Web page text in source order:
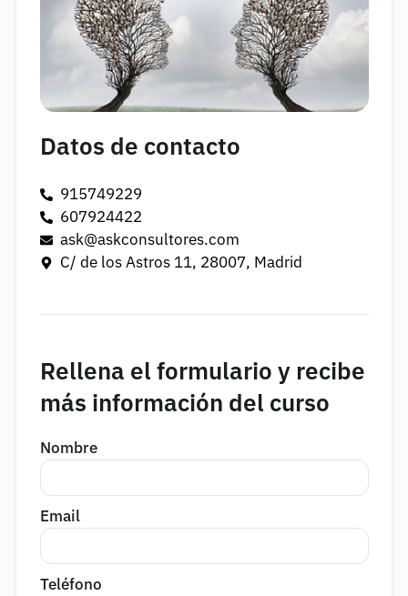
Datos de contacto
915749229
607924422
ask@askconsultores.com
C/ de los Astros 11, 28007, Madrid
Rellena el formulario y recibe
más información del curso
Nombre
Email
Teléfono